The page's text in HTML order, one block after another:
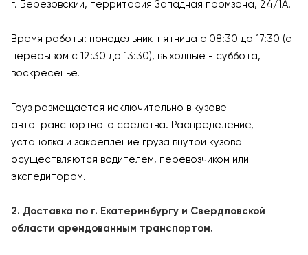
г. Березовский, территория Западная промзона, 24/1А.
Время работы: понедельник-пятница с 08:30 до 17:30 (с
перерывом с 12:30 до 13:30), выходные - суббота,
воскресенье.
Груз размещается исключительно в кузове
автотранспортного средства. Распределение,
установка и закрепление груза внутри кузова
осуществляются водителем, перевозчиком или
экспедитором.
2. Доставка по г. Екатеринбургу и Свердловской
области арендованным транспортом.